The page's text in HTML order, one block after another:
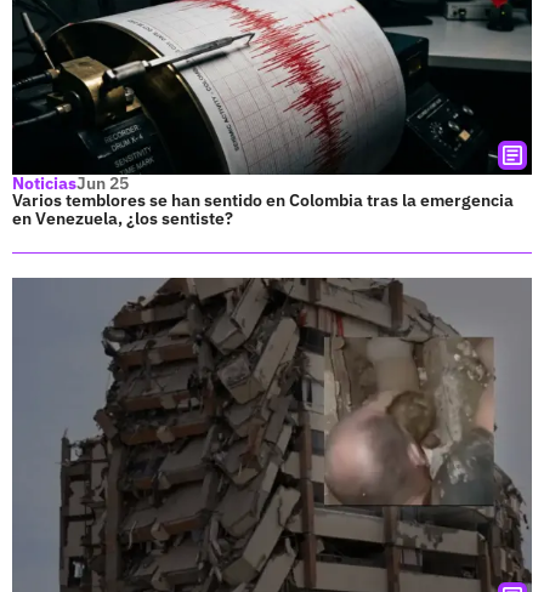
NoticiasJun 25
Varios temblores se han sentido en Colombia tras la emergencia
en Venezuela, ¿los sentiste?